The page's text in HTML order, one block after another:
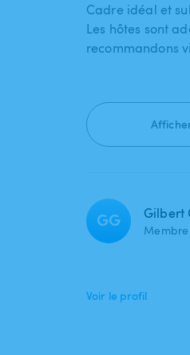
Cadre idéal et
Les hôtes sont
recommandons
GG Gilbert
Voir le profil